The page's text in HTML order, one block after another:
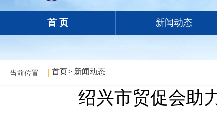
首 页 新闻动态
当前位置 首页> 新闻动态
绍兴市贸促会助